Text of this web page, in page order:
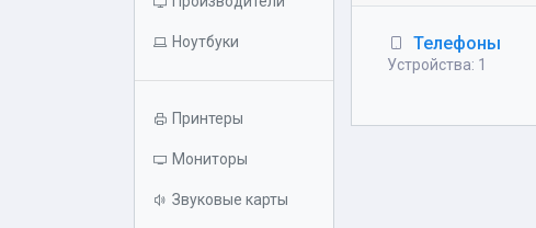
Ноутбуки
Принтеры
Мониторы
Звуковые карты
Телефоны
Устройства: 1